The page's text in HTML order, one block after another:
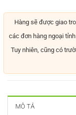
Hàng sẽ được giao
các đơn hàng ngoại
Tuy nhiên, cũng có
MÔ TẢ